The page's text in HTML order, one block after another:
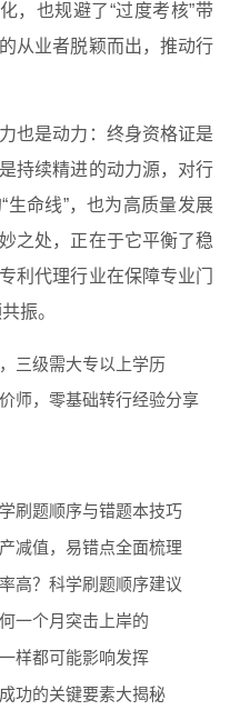
，也规避了“过度考核”带
从业者脱颖而出，推动行
也是动力：终身资格证是
持续精进的动力源，对行
生命线”，也为高质量发展
之处，正在于它平衡了稳
利代理行业在保障专业门
振。
三级需大专以上学历
师，零基础转行经验分享
刷题顺序与错题本技巧
减值，易错点全面梳理
高？科学刷题顺序建议
一个月突击上岸的
样都可能影响发挥
功的关键要素大揭秘